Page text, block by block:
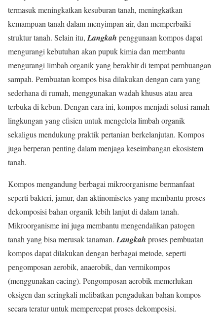
termasuk meningkatkan kesuburan tanah, meningkatkan
kemampuan tanah dalam menyimpan air, dan memperbaiki
struktur tanah. Selain itu, Langkah penggunaan kompos dapat
mengurangi kebutuhan akan pupuk kimia dan membantu
mengurangi limbah organik yang berakhir di tempat pembuangan
sampah. Pembuatan kompos bisa dilakukan dengan cara yang
sederhana di rumah, menggunakan wadah khusus atau area
terbuka di kebun. Dengan cara ini, kompos menjadi solusi ramah
lingkungan yang efisien untuk mengelola limbah organik
sekaligus mendukung praktik pertanian berkelanjutan. Kompos
juga berperan penting dalam menjaga keseimbangan ekosistem
tanah.
Kompos mengandung berbagai mikroorganisme bermanfaat
seperti bakteri, jamur, dan aktinomisetes yang membantu proses
dekomposisi bahan organik lebih lanjut di dalam tanah.
Mikroorganisme ini juga membantu mengendalikan patogen
tanah yang bisa merusak tanaman. Langkah proses pembuatan
kompos dapat dilakukan dengan berbagai metode, seperti
pengomposan aerobik, anaerobik, dan vermikompos
(menggunakan cacing). Pengomposan aerobik memerlukan
oksigen dan seringkali melibatkan pengadukan bahan kompos
secara teratur untuk mempercepat proses dekomposisi.